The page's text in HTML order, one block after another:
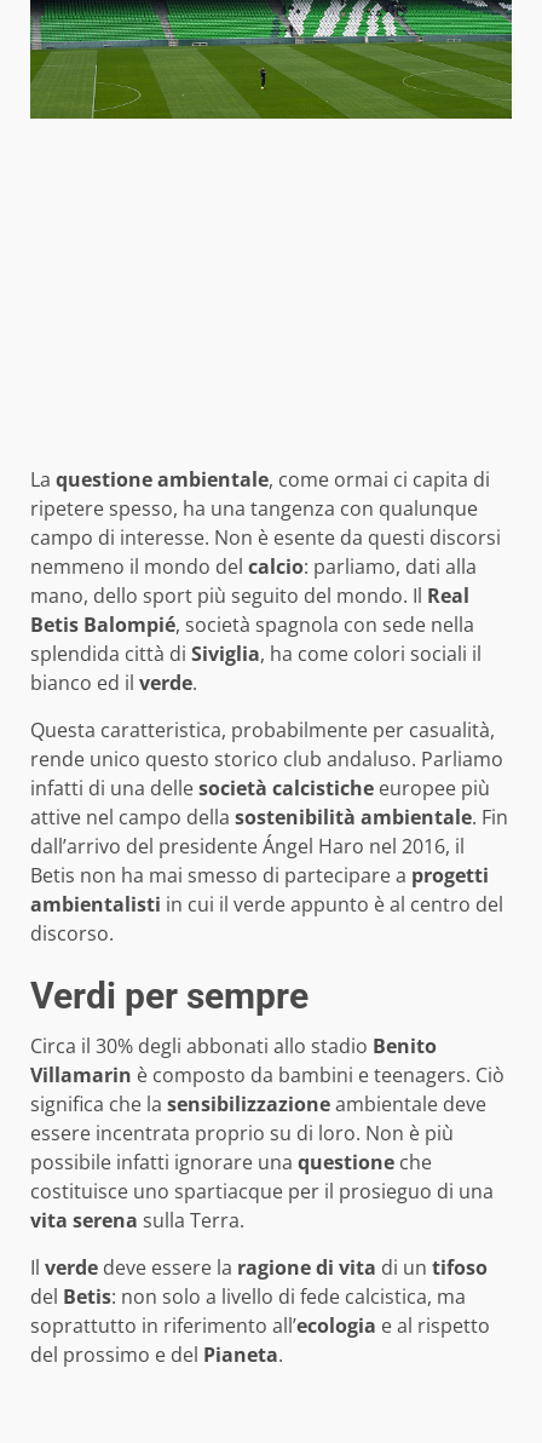
La questioneambientale, come ormai ci capita di
ripetere spesso, ha una tangenza con qualunque
campo di interesse. Non è esente da questi discorsi
nemmeno il mondo del calcio: parliamo, dati alla
mano, dello sport più seguito del mondo. Il Real
Betis Balompié, società spagnola con sede nella
splendida città di Siviglia, ha come colori sociali il
bianco ed il verde.
Questa caratteristica, probabilmente per casualità,
rende unico questo storico club andaluso. Parliamo
infatti di una dellesocietà calcistiche europee più
attive nel campo della sostenibilità ambientale. Fin
dall’arrivo del presidente Ángel Haro nel 2016, il
Betis non ha mai smesso di partecipare a progetti
ambientalisti in cui il verde appunto è al centro del
discorso.
Verdi per sempre
Circa il 30% degli abbonati allo stadio Benito
Villamarin è composto da bambini e teenagers. Ciò
significa che la sensibilizzazioneambientale deve
essere incentrata proprio su di loro. Non è più
possibile infatti ignorare una questione che
costituisce uno spartiacque per il prosieguo di una
vita serena sulla Terra.
Il verde deve essere la ragione di vita di un tifoso
del Betis: non solo a livello di fede calcistica, ma
soprattutto in riferimento all’ecologia e al rispetto
del prossimo e del Pianeta.